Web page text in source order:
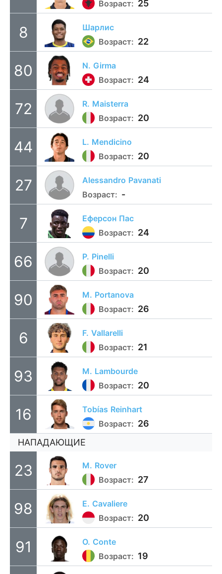
Возраст: 25
8
Шарлис
Возраст: 22
80 N. Girma
Возраст: 24
72 R. Maisterra
Возраст: 20
44 L. Mendicino
Возраст: 20
27 Alessandro Pavanati
Возраст: -
7 Еферсон Пас
Возраст: 24
66 P. Pinelli
Возраст: 20
90 M. Portanova
Возраст: 26
6 F. Vallarelli
Возраст: 21
93 M. Lambourde
Возраст: 20
16 Tobías Reinhart
Возраст: 26
НАПАДАЮЩИЕ
23 M. Rover
Возраст: 27
98 E. Cavaliere
Возраст: 20
91 O. Conte
Возраст: 19